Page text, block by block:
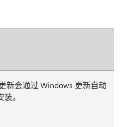
新会通过 Windows 更新自动
。